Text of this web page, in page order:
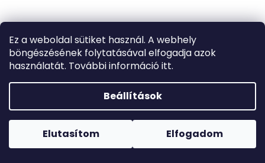
Ez a weboldal sütiket használ. A webhely
böngészésének folytatásával elfogadja azok
használatát. További információ itt.
Beállítások
Elutasítom Elfogadom
Forró napokon nem javasoljuk a csomagautomatákba
történő kézbesítést. A magas hőmérsékletre érzékeny
termékek átvételkor nem biztos, hogy optimális állapotban
u
k
BEAUTY
OF
JOSEON
STICK
MUGWORT
CAMELIA
SPF50+/PA++++,